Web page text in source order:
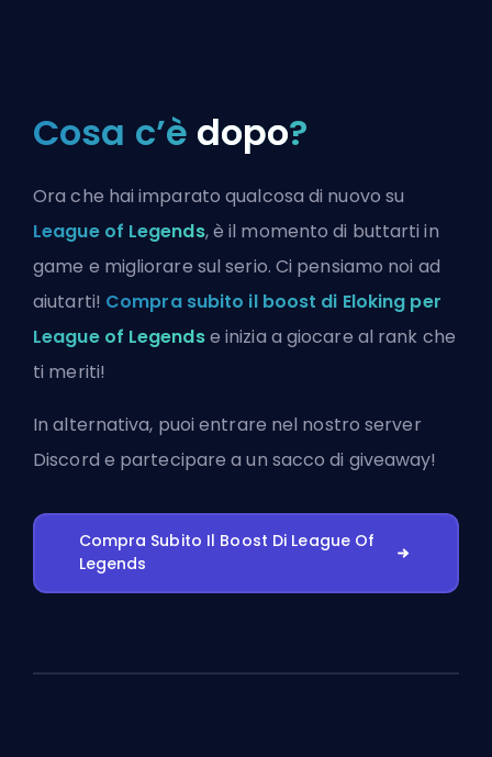
Cosa c’è dopo?
Ora che hai imparato qualcosa di nuovo su
League of Legends, è il momento di buttarti in
game e migliorare sul serio. Ci pensiamo noi ad
aiutarti! Compra subito il boost di Eloking per
League of Legendse inizia a giocare al rank che
ti meriti!
In alternativa, puoientrare nel nostro server
Discord e partecipare a un sacco di giveaway!
Compra Subito Il Boost Di League Of
Legends